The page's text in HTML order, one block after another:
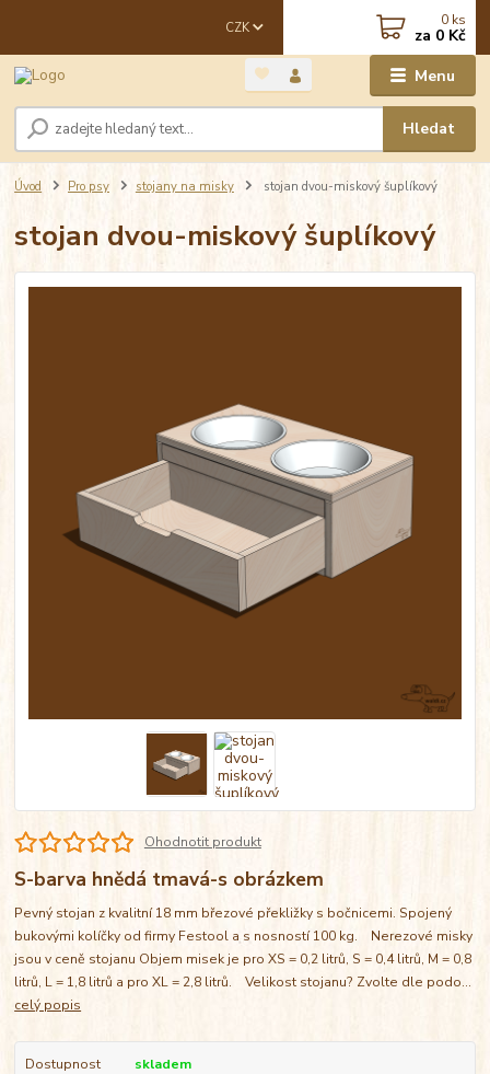
Menu
CZK
Hledat
0 ks
za 0 Kč
Úvod Pro psy stojany na misky stojan dvou-miskový šuplíkový
stojan dvou-miskový šuplíkový
Ohodnotit produkt
S-barva hnědá tmavá-s obrázkem
Pevný stojan z kvalitní 18 mm březové překližky s bočnicemi. Spojený
bukovými kolíčky od firmy Festool a s nosností 100 kg. Nerezové misky
jsou v ceně stojanu Objem misek je pro XS = 0,2 litrů, S = 0,4 litrů, M = 0,8
litrů, L = 1,8 litrů a pro XL = 2,8 litrů. Velikost stojanu? Zvolte dle podo...
celý popis
Dostupnost
skladem